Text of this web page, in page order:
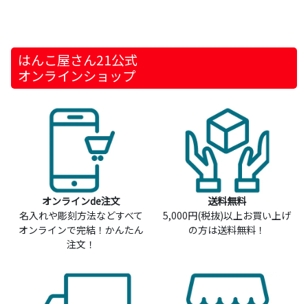
はんこ屋さん21公式
オンラインショップ
オンラインde注文
名入れや彫刻方法などすべて
オンラインで完結！かんたん
注文！
送料無料
5,000円(税抜)以上お買い上げ
の方は送料無料！